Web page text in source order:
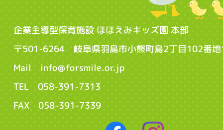
企業主導型保育施設 ほほえみキッズ園 本部
〒501-6264 岐阜県羽島市小熊町島2丁目102番
Mail info@forsmile.or.jp
TEL 058-391-7313
FAX 058-391-7339